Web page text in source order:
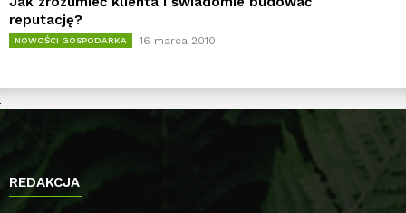
reputację?
NOWOŚCI GOSPODARKA 16 marca 2010
REDAKCJA